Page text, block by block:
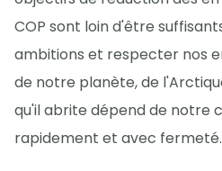
COP sont loin d'être
ambitions et respecter nos
de notre planète, de
qu'il abrite dépend de notre
rapidement et avec fermeté.